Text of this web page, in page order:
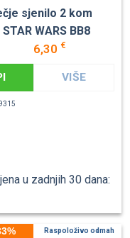
sjenilo 2 kom
WARS BB8
6,30 €
VIŠE
u zadnjih 30 dana:
Raspoloživo odmah